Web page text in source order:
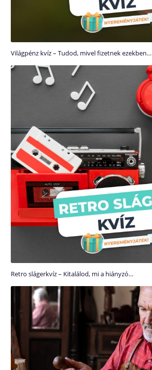
Világpénz kvíz – Tudod, mivel fizetnek ezekben…
Retro slágerkvíz – Kitalálod, mi a hiányzó…